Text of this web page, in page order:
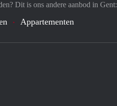
Dit is ons andere aanbod in Gent:
Appartementen